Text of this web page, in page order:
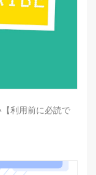
利用前に必読で